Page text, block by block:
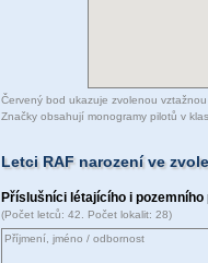
Červený bod ukazuje zvolenou vztažnou
Značky obsahují monogramy pilotů v
Letci RAF narození ve
Příslušníci létajícího i
(Počet letců: 42. Počet lokalit: 28)
Příjmení, jméno / odbornost